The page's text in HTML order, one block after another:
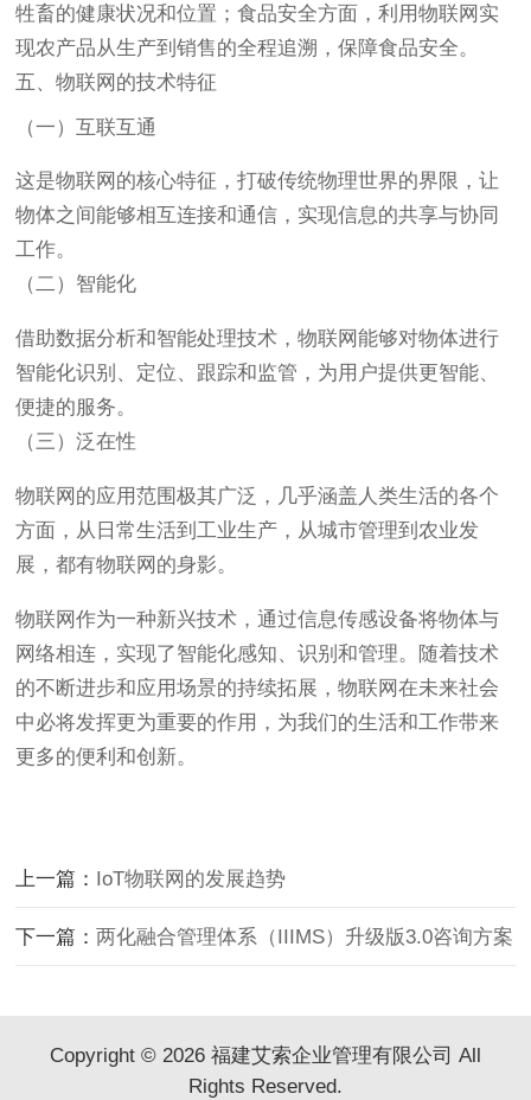
牲畜的健康状况和位置；食品安全方面，利用物联网实
现农产品从生产到销售的全程追溯，保障食品安全。
五、物联网的技术特征
（一）互联互通
这是物联网的核心特征，打破传统物理世界的界限，让
物体之间能够相互连接和通信，实现信息的共享与协同
工作。
（二）智能化
借助数据分析和智能处理技术，物联网能够对物体进行
智能化识别、定位、跟踪和监管，为用户提供更智能、
便捷的服务。
（三）泛在性
物联网的应用范围极其广泛，几乎涵盖人类生活的各个
方面，从日常生活到工业生产，从城市管理到农业发
展，都有物联网的身影。
物联网作为一种新兴技术，通过信息传感设备将物体与
网络相连，实现了智能化感知、识别和管理。随着技术
的不断进步和应用场景的持续拓展，物联网在未来社会
中必将发挥更为重要的作用，为我们的生活和工作带来
更多的便利和创新。
上一篇： IoT物联网的发展趋势
下一篇：两化融合管理体系（IIIMS）升级版3.0咨询方案
Copyright © 2026 福建艾索企业管理有限公司 All
Rights Reserved.